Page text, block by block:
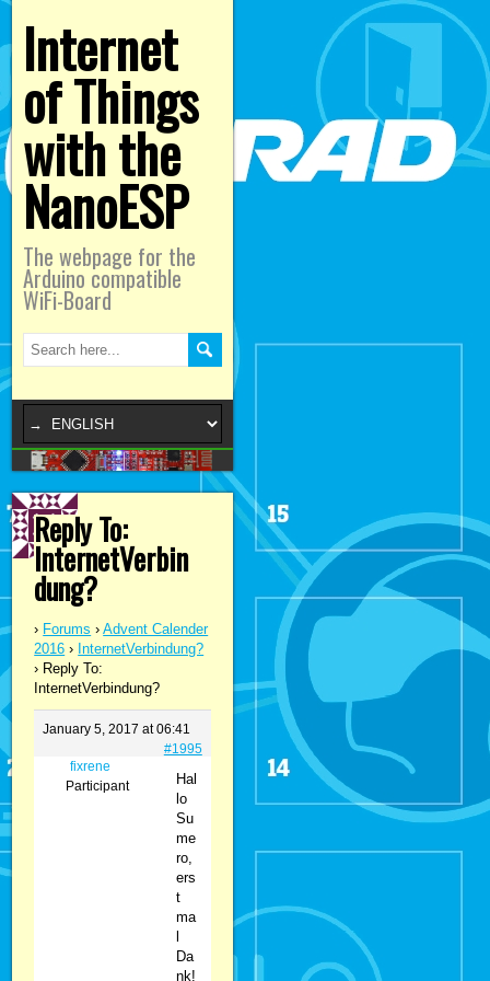
Internet
of Things
with the
NanoESP
The webpage for the
Arduino compatible
WiFi-Board
Reply To:
InternetVerbin
dung?
› Forums › Advent Calender
2016 › InternetVerbindung?
› Reply To:
InternetVerbindung?
January 5, 2017 at 06:41
#1995
fixrene
Participant
Hal
lo
Su
me
ro,
ers
t
ma
Da
nk!